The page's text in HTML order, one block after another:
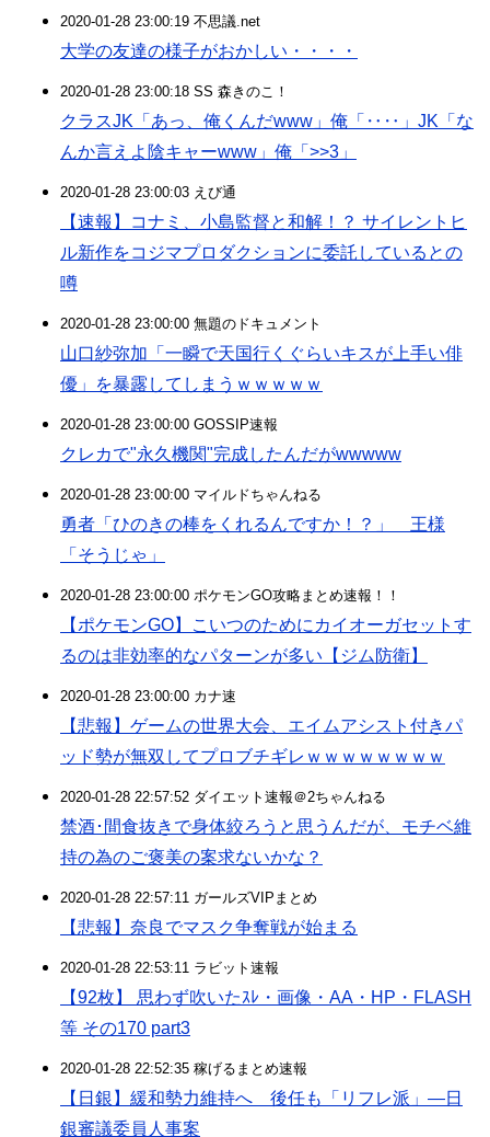
2020-01-28 23:00:19 不思議.net
大学の友達の様子がおかしい・・・・
2020-01-28 23:00:18 SS 森きのこ！
クラスJK「あっ、俺くんだwww」俺「‥‥」JK「な
んか言えよ陰キャーwww」俺「>>3」
2020-01-28 23:00:03 えび通
【速報】コナミ、小島監督と和解！？ サイレントヒ
ル新作をコジマプロダクションに委託しているとの
噂
2020-01-28 23:00:00 無題のドキュメント
山口紗弥加「一瞬で天国行くぐらいキスが上手い俳
優」を暴露してしまうｗｗｗｗｗ
2020-01-28 23:00:00 GOSSIP速報
クレカで"永久機関"完成したんだがwwwww
2020-01-28 23:00:00 マイルドちゃんねる
勇者「ひのきの棒をくれるんですか！？」 王様
「そうじゃ」
2020-01-28 23:00:00 ポケモンGO攻略まとめ速報！！
【ポケモンGO】こいつのためにカイオーガセットす
るのは非効率的なパターンが多い【ジム防衛】
2020-01-28 23:00:00 カナ速
【悲報】ゲームの世界大会、エイムアシスト付きパ
ッド勢が無双してプロブチギレｗｗｗｗｗｗｗｗ
2020-01-28 22:57:52 ダイエット速報＠2ちゃんねる
禁酒･間食抜きで身体絞ろうと思うんだが、モチベ維
持の為のご褒美の案求ないかな？
2020-01-28 22:57:11 ガールズVIPまとめ
【悲報】奈良でマスク争奪戦が始まる
2020-01-28 22:53:11 ラビット速報
【92枚】 思わず吹いたｽﾚ・画像・AA・HP・FLASH
等 その170 part3
2020-01-28 22:52:35 稼げるまとめ速報
【日銀】緩和勢力維持へ 後任も「リフレ派」―日
銀審議委員人事案